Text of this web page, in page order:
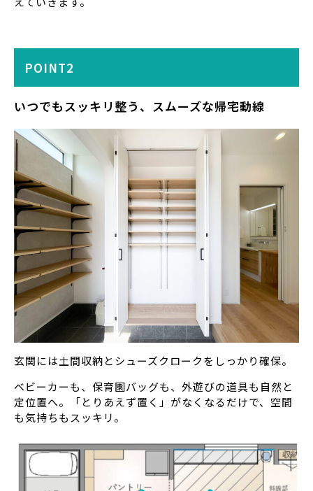
POINT2
いつでもスッキリ整う、スムーズな帰宅動線
玄関には土間収納とシューズクロークをしっかり確保。
ベビーカーも、保育園バッグも、外遊びの道具も自然と
定位置へ。「とりあえず置く」がなくなるだけで、空間
も気持ちもスッキリ。